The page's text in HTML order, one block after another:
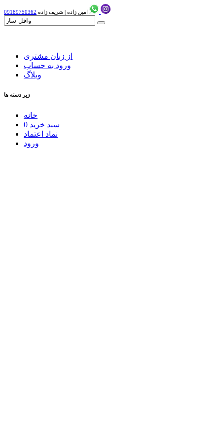
09189750362 امین زاده | شریف زاده
از زبان مشتری
ورود به حساب
وبلاگ
زیر دسته ها
خانه
0 سبد خرید
نماد اعتماد
ورود